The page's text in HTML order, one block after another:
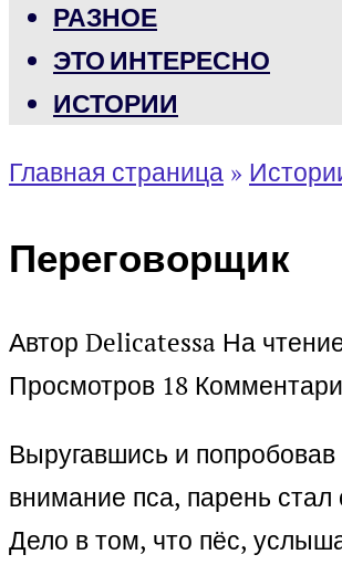
РАЗНОЕ
ЭТО ИНТЕРЕСНО
ИСТОРИИ
Главная страница »
Переговорщик
Автор Delicatessa На
Просмотров 18
Выругавшись и попробовав
внимание пса, парень стал
Дело в том, что пёс,